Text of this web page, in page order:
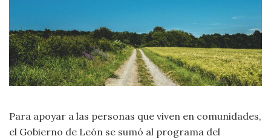
Para apoyar a las personas que viven en comunidades,
el Gobierno de León se sumó al programa del